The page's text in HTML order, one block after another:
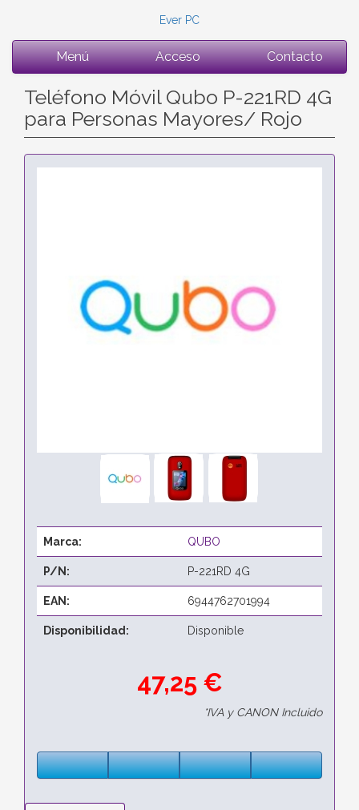
Ever PC
Menú Acceso Contacto
Teléfono Móvil Qubo P-221RD 4G
para Personas Mayores/ Rojo
Marca: QUBO
P/N: P-221RD 4G
EAN: 6944762701994
Disponibilidad: Disponible
47,25 €
*IVA y CANON Incluido